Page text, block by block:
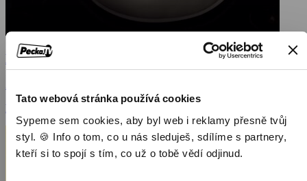
Tato webová stránka používá cookies
Sypeme sem cookies, aby byl web i reklamy přesně tvůj
styl. 🍪 Info o tom, co u nás sleduješ, sdílíme s partnery,
kteří si to spojí s tím, co už o tobě vědí odjinud.
Menu
Filmy / Komedie / Krimi filmy / Thrillery